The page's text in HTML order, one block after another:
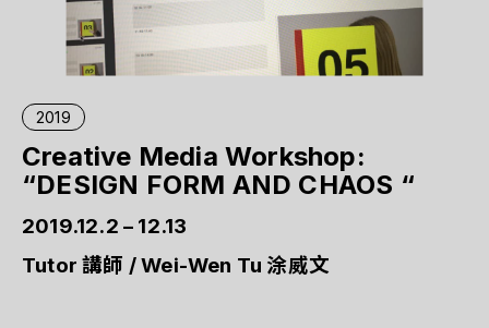
2019
Creative Media Workshop:
“DESIGN FORM AND CHAOS “
2019.12.2 – 12.13
Tutor 講師 / Wei-Wen Tu 涂威文